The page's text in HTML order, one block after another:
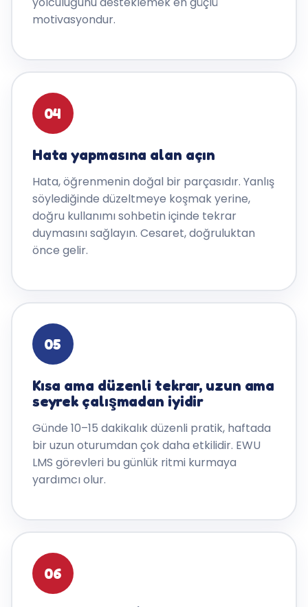
motivasyondur.
04
Hata yapmasına alan açın
Hata, öğrenmenin doğal bir parçasıdır. Yanlış
söylediğinde düzeltmeye koşmak yerine,
doğru kullanımı sohbetin içinde tekrar
duymasını sağlayın. Cesaret, doğruluktan
önce gelir.
05
Kısa ama düzenli tekrar, uzun ama
seyrek çalışmadan iyidir
Günde 10–15 dakikalık düzenli pratik, haftada
bir uzun oturumdan çok daha etkilidir. EWU
LMS görevleri bu günlük ritmi kurmaya
yardımcı olur.
06